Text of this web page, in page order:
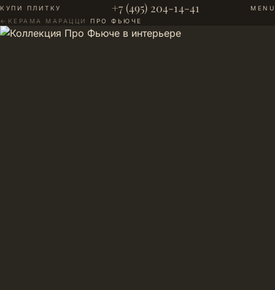
КУПИ ПЛИТКУ +7 (495) 204-14-41
MENU
← КЕРАМА МАРАЦЦИ · ПРО ФЬЮЧЕ